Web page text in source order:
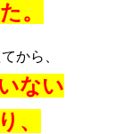
。
から、
ない
、